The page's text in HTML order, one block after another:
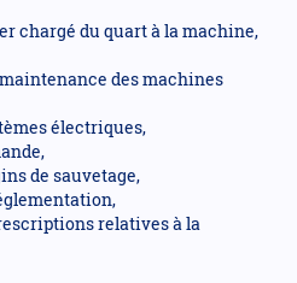
chargé du quart à la machine,
des machines
électriques,
de sauvetage,
relatives à la